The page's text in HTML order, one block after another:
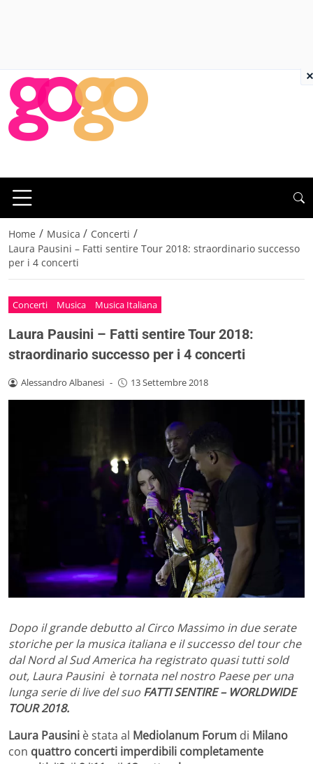
Home / Musica / Concerti /
Laura Pausini – Fatti sentire Tour 2018: straordinario successo
per i 4 concerti
Concerti Musica Musica Italiana
Laura Pausini – Fatti sentire Tour 2018:
straordinario successo per i 4 concerti
Alessandro Albanesi - 13 Settembre 2018
Dopo il grande debutto al Circo Massimo in due serate
storiche per la musica italiana e il successo del tour che
dal Nord al Sud America ha registrato quasi tutti sold
out, Laura Pausini è tornata nel nostro Paese per una
lunga serie di live del suo FATTI SENTIRE – WORLDWIDE
TOUR 2018.
Laura Pausini è stata al Mediolanum Forum di Milano
con quattro concerti imperdibili completamente
×